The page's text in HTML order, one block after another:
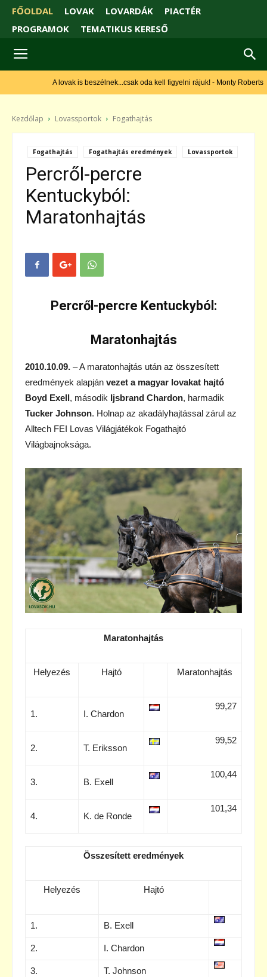
FŐOLDAL LOVAK LOVARDÁK
PIACTÉR
PROGRAMOK
TEMATIKUS KERESŐ
A lovak is beszélnek...csak oda kell figyelni rájuk! - Monty Roberts
Kezdőlap Lovassportok Fogathajtás
Fogathajtás Fogathajtás eredmények Lovassportok
Percről-percre
Kentuckyból:
Maratonhajtás
Percről-percre Kentuckyból:
Maratonhajtás
2010.10.09. – A maratonhajtás után az összesített
eredmények alapján vezet a magyar lovakat hajtó
Boyd Exell, második Ijsbrand Chardon, harmadik
Tucker Johnson. Holnap az akadályhajtással zárul az
Alltech FEI Lovas Világjátékok Fogathajtó
Világbajnoksága.
Maratonhajtás
Helyezés Hajtó Maratonhajtás
1. I. Chardon
99,27
2. T. Eriksson
99,52
3. B. Exell
100,44
4. K. de Ronde
101,34
Összesített eredmények
Helyezés Hajtó
1. B. Exell
2. I. Chardon
3. T. Johnson